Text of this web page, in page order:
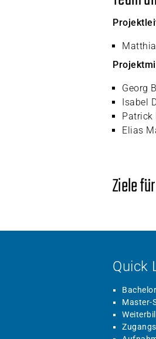
Georg
Isabel
Patrick
Elias
Ziele
Quick
Master-